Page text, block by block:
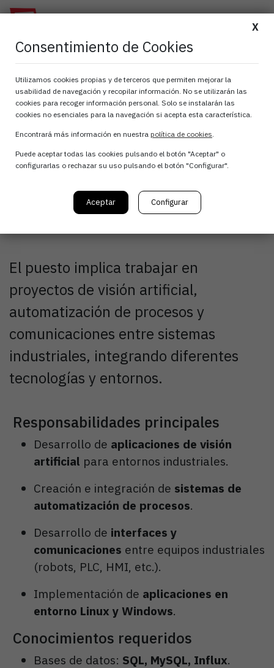
Descripción de la oferta:
Desarrollador/a de
Aplicaciones de Visión
Artificial y
Automatización
Industrial
El puesto implica trabajar en
proyectos de visión artificial,
automatización de procesos y
comunicaciones entre sistemas
industriales, integrando diferentes
tecnologías y entornos.
Responsabilidades principales
Desarrollo de aplicaciones de visión
artificial para entornos industriales.
Creación e integración de sistemas de
automatización de procesos.
Desarrollo de interfaces y
comunicaciones entre equipos industriales
(robots, PLC, HMI, etc.).
Implementación de aplicaciones en
entorno Linux y Windows.
Conocimientos requeridos
Bases de datos: SQL, MySQL, Influx.
X
Consentimiento de Cookies
Utilizamos cookies propias y de terceros que permiten mejorar la
usabilidad de navegación y recopilar información. No se utilizarán las
cookies para recoger información personal. Solo se instalarán las
cookies no esenciales para la navegación si acepta esta característica.
Encontrará más información en nuestra política de cookies.
Puede aceptar todas las cookies pulsando el botón "Aceptar" o
configurarlas o rechazar su uso pulsando el botón "Configurar".
Aceptar Configurar